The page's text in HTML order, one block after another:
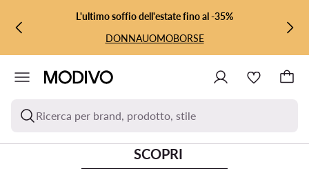
VAI AL CONTENUTO PRINCIPALE
VAI ALLA RICERCAL'ultimo soffio dell'estate fino al -35%
DONNAUOMOBORSE
Ricerca per brand, prodotto, stile
SCOPRI